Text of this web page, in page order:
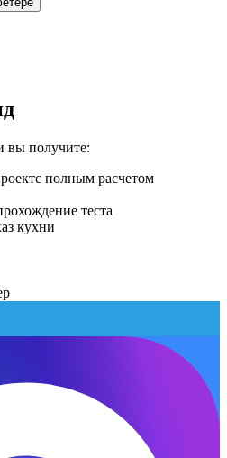
вы получите:
полным расчетом
теста
кухни